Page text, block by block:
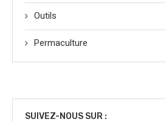
Outils
Permaculture
SUIVEZ-NOUS SUR :